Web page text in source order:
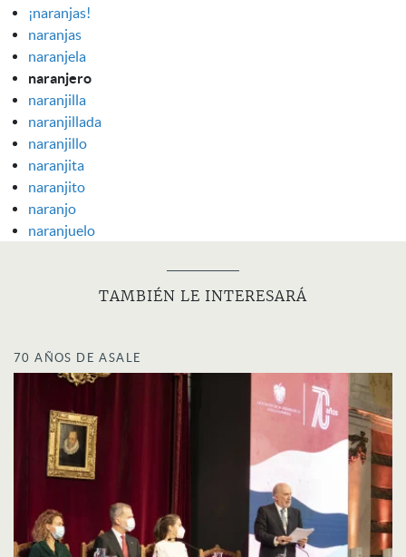
¡naranjas!
naranjas
naranjela
naranjero
naranjilla
naranjillada
naranjillo
naranjita
naranjito
naranjo
naranjuelo
TAMBIÉN LE INTERESARÁ
70 AÑOS DE ASALE